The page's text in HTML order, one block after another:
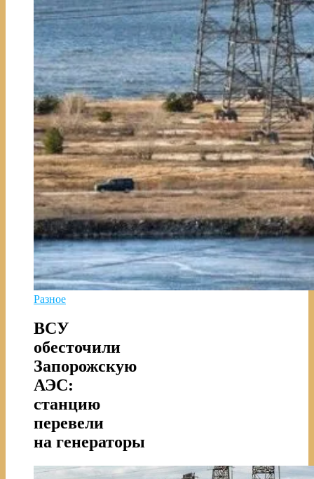
Разное
ВСУ
обесточили
Запорожскую
АЭС:
станцию
перевели
на генераторы